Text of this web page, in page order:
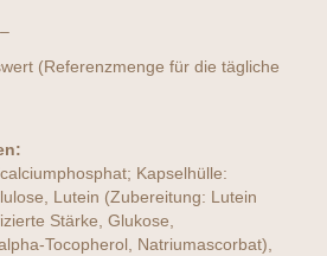
(Referenzmenge für die tägliche
Kapselhülle:
Lutein (Zubereitung: Lutein
Stärke, Glukose,
Tocopherol, Natriumascorbat),